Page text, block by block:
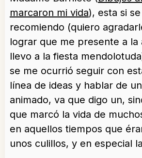
marcaron mi vida), esta si
recomiendo (quiero
lograr que me presente a la
llevo a la fiesta
se me ocurrió seguir con
línea de ideas y hablar de
animado, va que digo un,
que marcó la vida de
en aquellos tiempos que
unos culillos, y en especial